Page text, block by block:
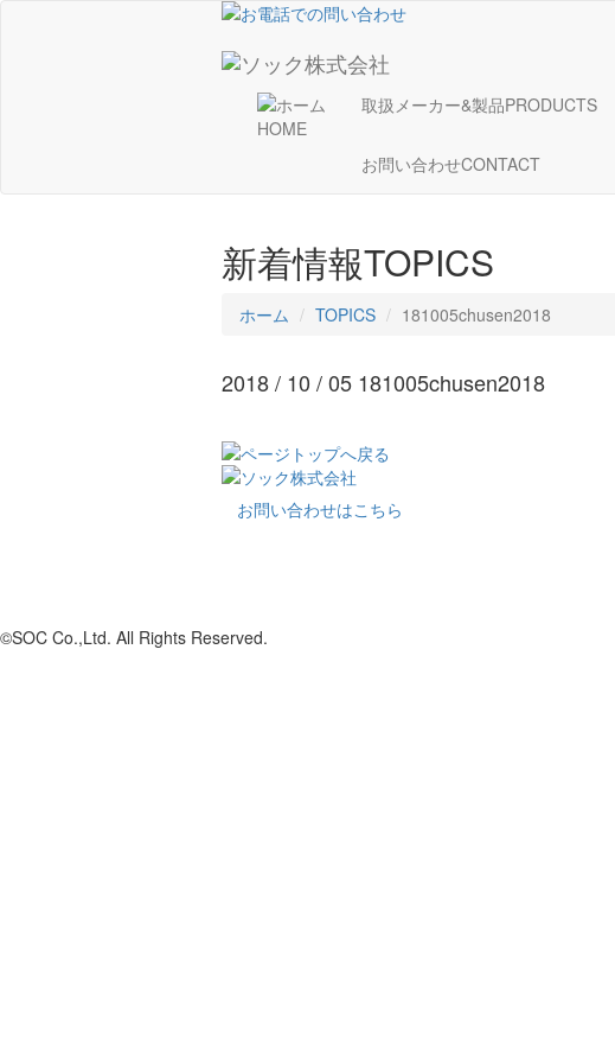
HOME
取扱メーカー&製品PRODUCTS
お問い合わせCONTACT
新着情報TOPICS
ホーム TOPICS 181005chusen2018
2018 / 10 / 05 181005chusen2018
お問い合わせはこちら
©SOC Co.,Ltd. All Rights Reserved.